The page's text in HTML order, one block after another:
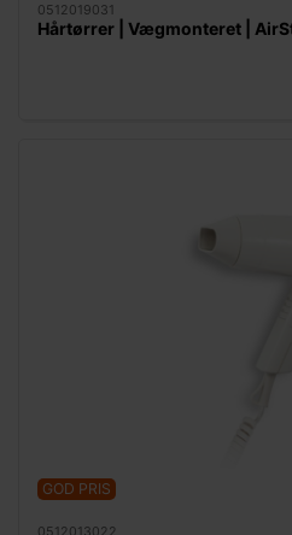
0512019031
Hårtørrer | Vægmonteret |
GOD PRIS
0512013022